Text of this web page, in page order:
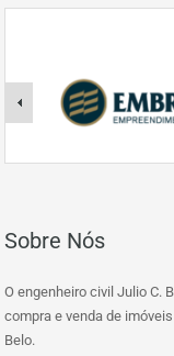
Sobre Nós
O engenheiro civil Julio C.
compra e venda de
Belo.